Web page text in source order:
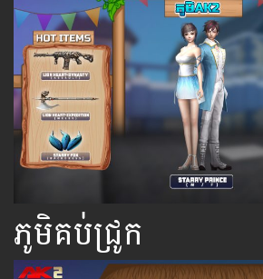
ភូមិគប់ជ្រូក